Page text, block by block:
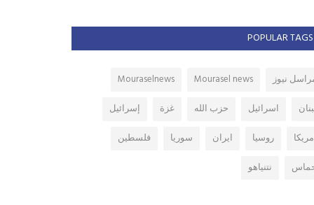
POPULAR TAGS
نيوز Mourasel news
Mouraselnews
اسرائيل حزب الله غزة
إسرائيل
روسيا ايران سوريا
فلسطين
نتنياهو